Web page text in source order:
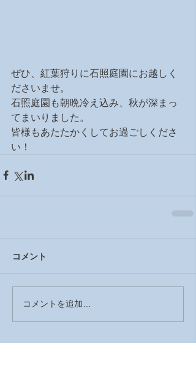
ぜひ、紅葉狩りに石照庭園にお越しく
ださいませ。
石照庭園も朝晩冷え込み、秋が深まっ
てまいりました。
皆様もあたたかくしてお過ごしくださ
い！
コメント
コメントを追加…